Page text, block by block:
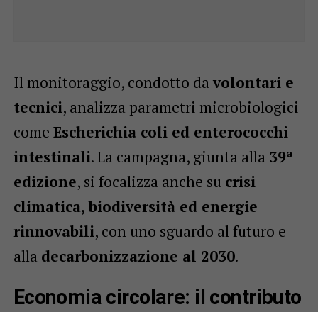
Il monitoraggio, condotto da volontari e
tecnici, analizza parametri microbiologici
come Escherichia coli ed enterococchi
intestinali. La campagna, giunta alla 39ª
edizione, si focalizza anche su crisi
climatica, biodiversità ed energie
rinnovabili, con uno sguardo al futuro e
alla decarbonizzazione al 2030.
Economia circolare: il contributo